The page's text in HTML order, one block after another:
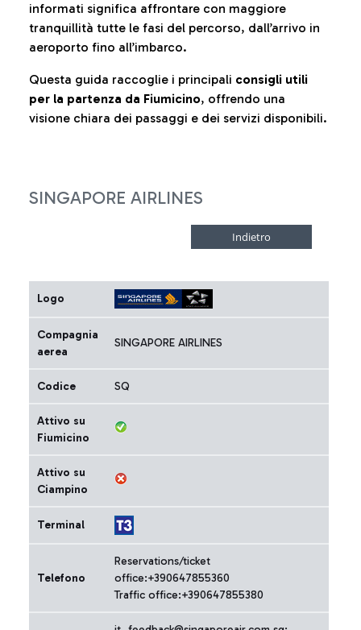
informati significa affrontare con maggiore
tranquillità tutte le fasi del percorso, dall’arrivo in
aeroporto fino all’imbarco.
Questa guida raccoglie i principali consigli utili
per la partenza da Fiumicino, offrendo una
visione chiara dei passaggi e dei servizi disponibili.
SINGAPORE AIRLINES
Logo
Compagnia
aerea
SINGAPORE AIRLINES
Codice SQ
Attivo su
Fiumicino
Attivo su
Ciampino
Terminal
Telefono
Reservations/ticket
office:+390647855360
Traffic office:+390647855380